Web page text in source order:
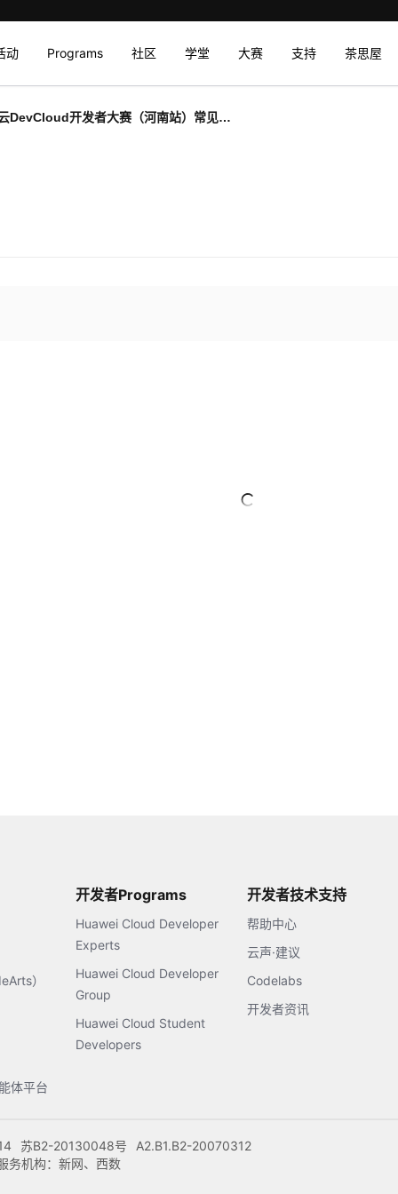
动 Programs 社区 学堂 大赛 支持 茶思屋
DevCloud开发者大赛（河南站）常见问
）
体平台
开发者Programs
Huawei Cloud Developer
Experts
Huawei Cloud Developer
Group
Huawei Cloud Student
Developers
开发者技术支持
帮助中心
云声·建议
Codelabs
开发者资讯
苏B2-20130048号
A2.B1.B2-20070312
务机构：新网、西数